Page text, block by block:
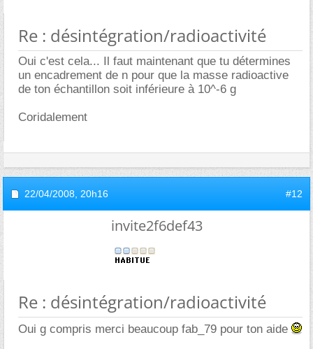
Re : désintégration/radioactivité
Oui c'est cela... Il faut maintenant que tu détermines
un encadrement de n pour que la masse radioactive
de ton échantillon soit inférieure à 10^-6 g
Coridalement
22/04/2008, 20h16 #12
invite2f6def43
Re : désintégration/radioactivité
Oui g compris merci beaucoup fab_79 pour ton aide